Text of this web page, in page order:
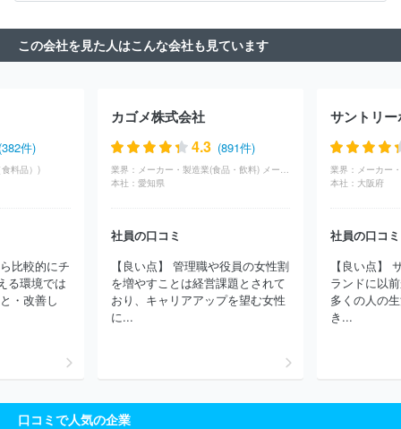
株式会社ロッテ
株式会社モンテール ヤマサ醬油株式会社
株
式会社藤江
日本コーンスターチ株式会社
イニシオフーズ株式会
社
大栄フーズ株式会社 塩水港精糖株式会社
森永製菓株式会
昭和産業株式会社
モランボン株式会社 亀田製菓株式会社
株
式会社世田谷自然食品
株式会社ヤクルト本社
日東富士製粉株式
会社
ウェルネオシュガー株式会
社
ケンコーマヨネーズ株式会社 株式会社サンデリカ
味の素株
キユーピー株式会社
株式会社ホットランドホールディ
ンエイ糖化株式会社
日清食品株式会社
焼津水産化学工業株式会
社
日本ピュアフード株式会社 ＤＭ三井製糖株式会社
株式会社
ハイデイ日高
ほか(3788件)
この会社を見た人はこんな会社も見ています
件)
料品）)
比較的にチ
る環境では
・改善し
カゴメ株式会社
4.3 (891件)
業界：
本社： 愛知県
社員の口コミ
【良い点】 管理職や役員の女性割
を増やすことは経営課題とされて
おり、キャリアアップを望む女性
に...
業界： メーカー
本社： 大阪府
社員の口コミ
【良い点】
ランドに以
多くの人の
き...
口コミで人気の企業